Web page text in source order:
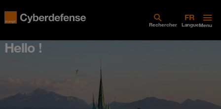
Rechercher LangueMenu
Hello !